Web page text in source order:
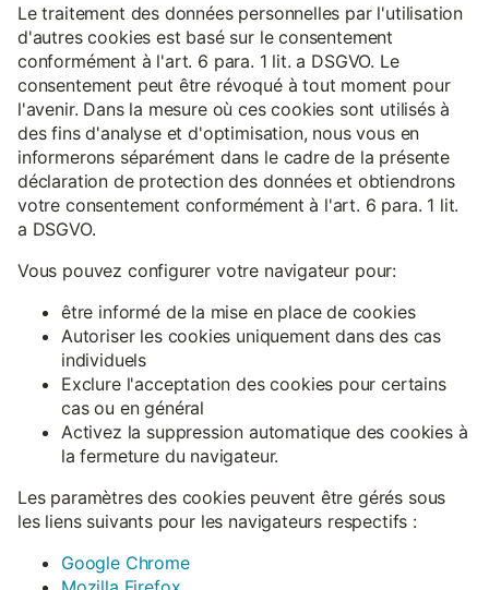
Le traitement des données personnelles par l'utilisation
d'autres cookies est basé sur le consentement
conformément à l'art. 6 para. 1 lit. a DSGVO. Le
consentement peut être révoqué à tout moment pour
l'avenir. Dans la mesure où ces cookies sont utilisés à
des fins d'analyse et d'optimisation, nous vous en
informerons séparément dans le cadre de la présente
déclaration de protection des données et obtiendrons
votre consentement conformément à l'art. 6 para. 1 lit.
a DSGVO.
Vous pouvez configurer votre navigateur pour:
être informé de la mise en place de cookies
Autoriser les cookies uniquement dans des cas
individuels
Exclure l'acceptation des cookies pour certains
cas ou en général
Activez la suppression automatique des cookies à
la fermeture du navigateur.
Les paramètres des cookies peuvent être gérés sous
les liens suivants pour les navigateurs respectifs :
Google Chrome